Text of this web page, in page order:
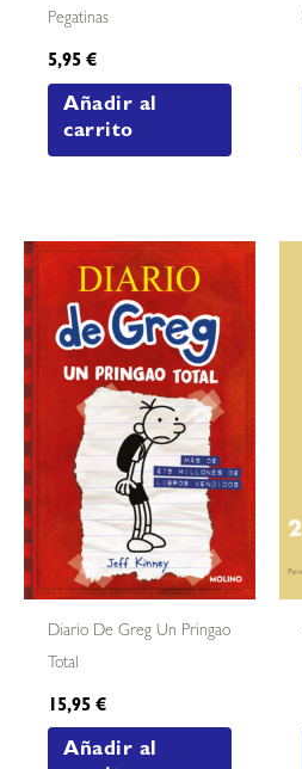
Pegatinas
5,95€
Añadir al
carrito
Diario De Greg Un Pringao
Total
15,95€
Añadir al